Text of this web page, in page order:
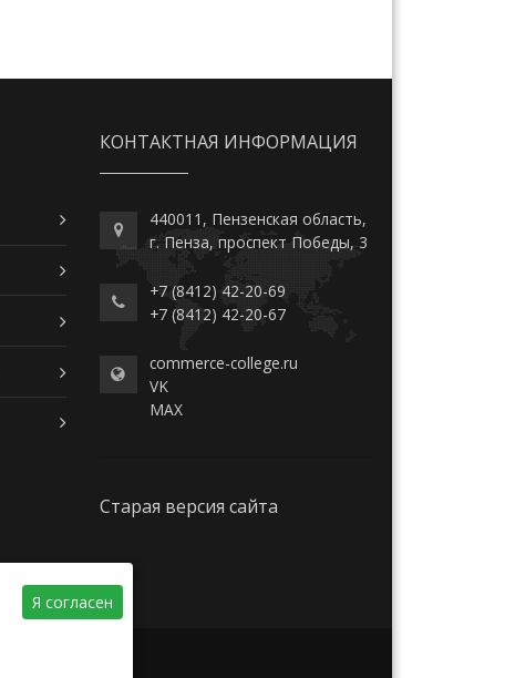
КОНТАКТНАЯ ИНФОРМАЦИЯ
440011, Пензенская область,
г. Пенза, проспект Победы, 3
+7 (8412) 42-20-69
+7 (8412) 42-20-67
commerce-college.ru
VK
MAX
Старая версия сайта
Я согласен